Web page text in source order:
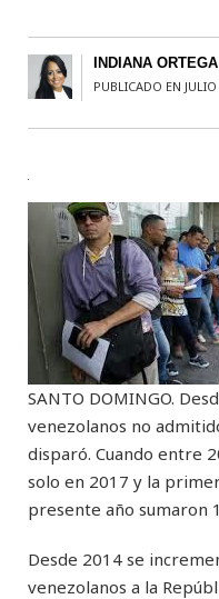
INDIANA ORTEGA
PUBLICADO EN
SANTO DOMINGO.
venezolanos no
disparó. Cuando entre
solo en 2017 y la
presente año sumaron
Desde 2014 se
venezolanos a la